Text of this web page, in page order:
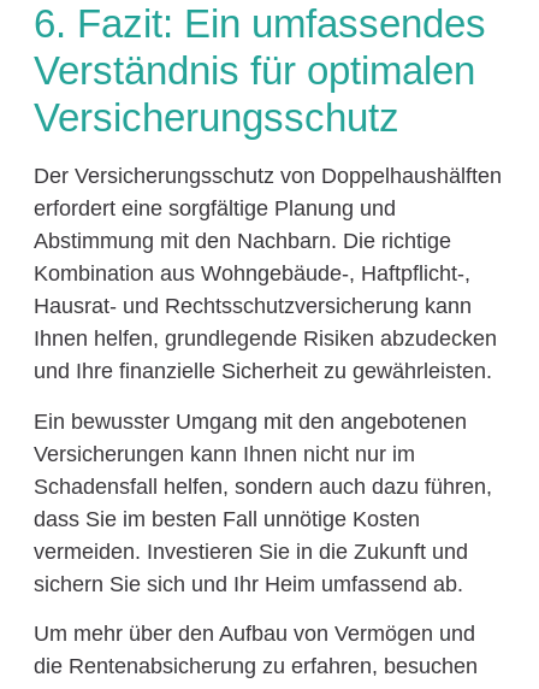
6. Fazit: Ein umfassendes
Verständnis für optimalen
Versicherungsschutz
Der Versicherungsschutz von Doppelhaushälften
erfordert eine sorgfältige Planung und
Abstimmung mit den Nachbarn. Die richtige
Kombination aus Wohngebäude-, Haftpflicht-,
Hausrat- und Rechtsschutzversicherung kann
Ihnen helfen, grundlegende Risiken abzudecken
und Ihre finanzielle Sicherheit zu gewährleisten.
Ein bewusster Umgang mit den angebotenen
Versicherungen kann Ihnen nicht nur im
Schadensfall helfen, sondern auch dazu führen,
dass Sie im besten Fall unnötige Kosten
vermeiden. Investieren Sie in die Zukunft und
sichern Sie sich und Ihr Heim umfassend ab.
Um mehr über den Aufbau von Vermögen und
die Rentenabsicherung zu erfahren, besuchen